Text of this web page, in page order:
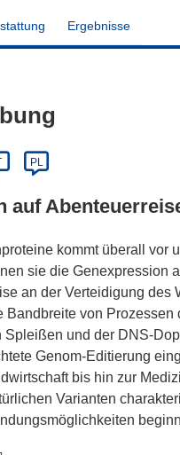
Ergebnisse
PL
auf
kommt überall vor
sie die Genexpression
an der Verteidigung des
von
und der DNS-
Genom-Editierung
bis hin zur
Varianten